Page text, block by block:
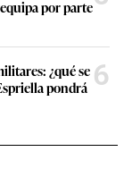
por parte
¿qué se
pondrá 6